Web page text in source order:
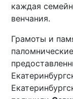
каждая
венчания.
Грамоты и